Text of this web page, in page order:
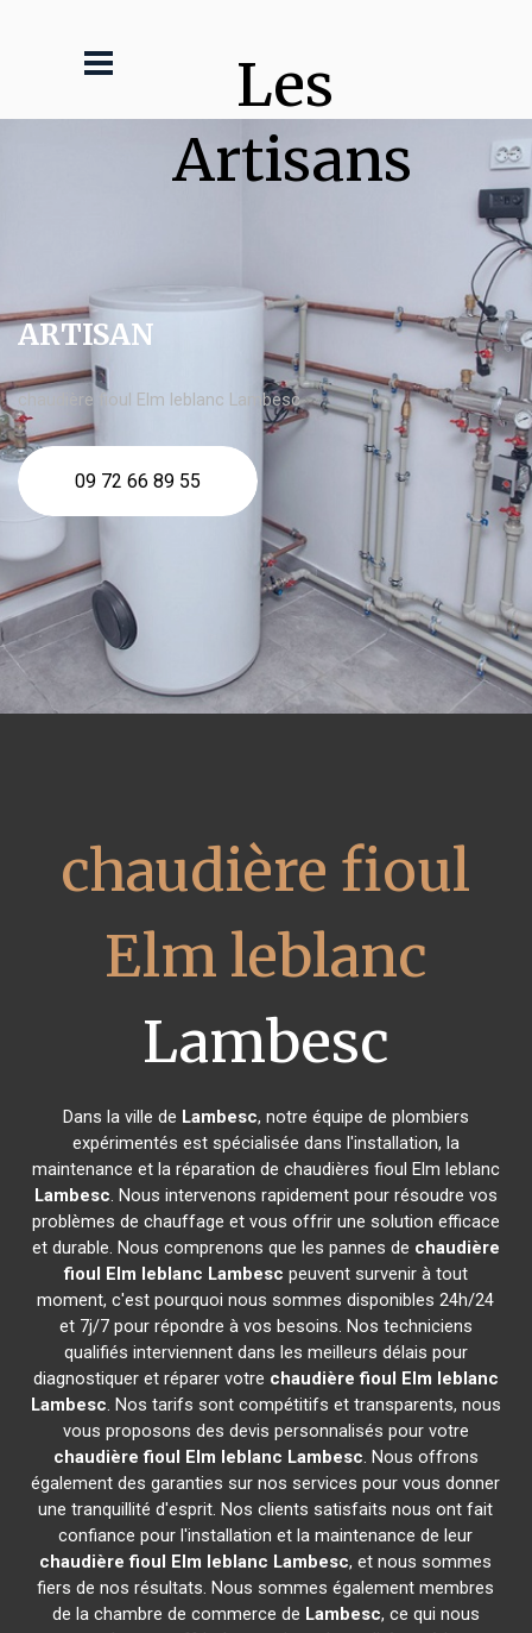
Les
Artisans
ARTISAN
chaudière fioul Elm leblanc Lambesc
09 72 66 89 55
chaudière fioul
Elm leblanc
Lambesc
Dans la ville de Lambesc, notre équipe de plombiers
expérimentés est spécialisée dans l'installation, la
maintenance et la réparation de chaudières fioul Elm leblanc
Lambesc. Nous intervenons rapidement pour résoudre vos
problèmes de chauffage et vous offrir une solution efficace
et durable. Nous comprenons que les pannes de chaudière
fioul Elm leblanc Lambesc peuvent survenir à tout
moment, c'est pourquoi nous sommes disponibles 24h/24
et 7j/7 pour répondre à vos besoins. Nos techniciens
qualifiés interviennent dans les meilleurs délais pour
diagnostiquer et réparer votre chaudière fioul Elm leblanc
Lambesc. Nos tarifs sont compétitifs et transparents, nous
vous proposons des devis personnalisés pour votre
chaudière fioul Elm leblanc Lambesc. Nous offrons
également des garanties sur nos services pour vous donner
une tranquillité d'esprit. Nos clients satisfaits nous ont fait
confiance pour l'installation et la maintenance de leur
chaudière fioul Elm leblanc Lambesc, et nous sommes
fiers de nos résultats. Nous sommes également membres
de la chambre de commerce de Lambesc, ce qui nous